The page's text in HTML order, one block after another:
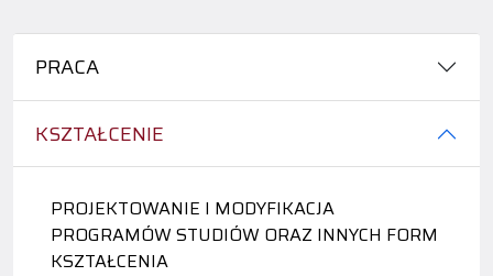
PRACA
KSZTAŁCENIE
PROJEKTOWANIE I MODYFIKACJA
PROGRAMÓW STUDIÓW ORAZ INNYCH FORM
KSZTAŁCENIA